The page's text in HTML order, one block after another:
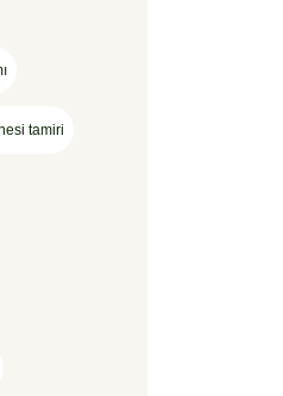
tamiri